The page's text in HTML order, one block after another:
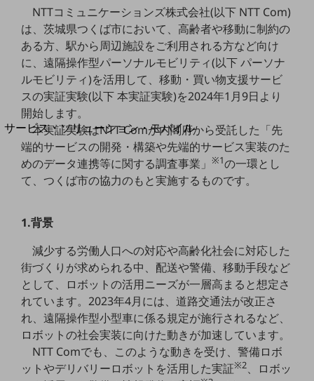
地域社会を支える皆さまと地域課題の解決や
地域経済のさらなる活性化に取り組みます
自治体・地域社会との共創
LGPF(Local Government Platform)
別ウィンドウで開きます
サービス・ソリューション・モバイル
サービス・ソリューションTOP
DXに関する課題を解決する
サービス・ソリューションをご紹介
クラウド・データセンター
電話・映像コミュニケーション
セキュリティ
NTTコミュニケーションズ株式会社(以下 NTT Com)
は、茨城県つくば市において、高齢者や移動に制約の
ある方、駅から周辺施設をご利用される方など向け
に、遠隔操作型パーソナルモビリティ(以下 パーソナ
ルモビリティ)を活用して、移動・買い物支援サービ
スの実証実験(以下 本実証実験)を2024年1月9日より
開始します。
本実証実験はNTT Comが内閣府から受託した「先
端的サービスの開発・構築や先端的サービス実装のた
めのデータ連携等に関する調査事業」※1の一環とし
て、つくば市の協力のもと実施するものです。
1.背景
減少する労働人口への対応や高齢化社会に対応した
街づくりが求められる中、配送や警備、移動手段など
として、ロボットの活用ニーズが一層高まると想定さ
れています。2023年4月には、道路交通法が改正さ
れ、遠隔操作型小型車に係る規定が施行されるなど、
ロボットの社会実装に向けた動きが加速しています。
NTT Comでも、このような動きを受け、警備ロボ
ットやデリバリーロボットを活用した実証※2、ロボッ